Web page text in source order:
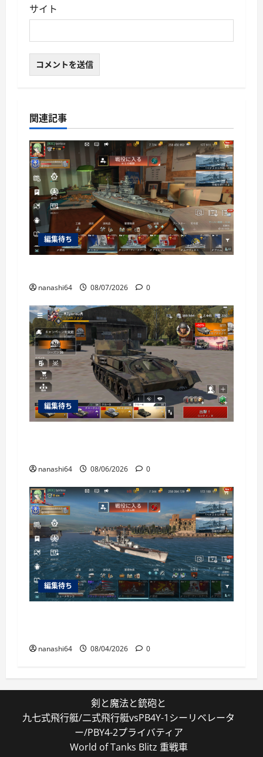
サイト
関連記事
編集待ち
nanashi64 08/07/2026 0
編集待ち
nanashi64 08/06/2026 0
編集待ち
nanashi64 08/04/2026 0
剣と魔法と銃砲と
九七式飛行艇/二式飛行艇vsPB4Y-1シーリベレータ
ー/PBY4-2プライバティア
World of Tanks Blitz 重戦車